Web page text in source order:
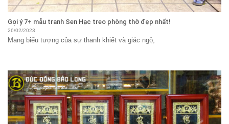
Gợi ý 7+ mẫu tranh Sen Hạc treo phòng thờ đẹp nhất!
26/02/2023
Mang biểu tượng của sự thanh khiết và giác ngộ,